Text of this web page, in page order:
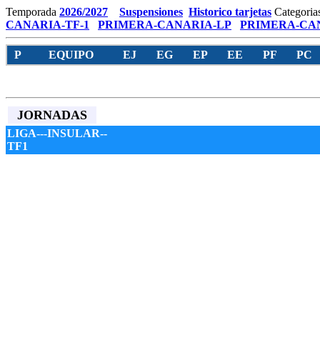
Temporada 2026/2027 Suspensiones Historico tarjetas
CANARIA-TF-1
PRIMERA-CANARIA-LP PRIMERA-
P EQUIPO EJ EG EP EE PF PC
JORNADAS
LIGA---INSULAR--
TF1